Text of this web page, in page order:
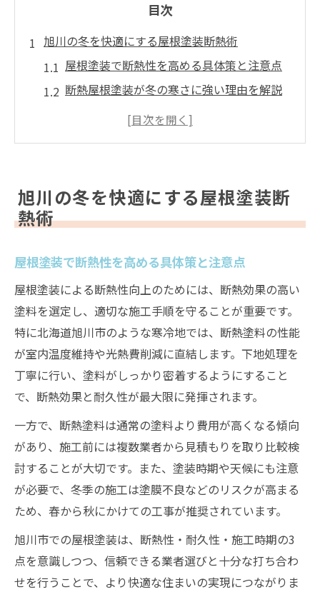
目次
旭川の冬を快適にする屋根塗装断熱術
屋根塗装で断熱性を高める具体策と注意点
断熱屋根塗装が冬の寒さに強い理由を解説
屋根塗装選びで断熱効果を最大化するコツ
屋根塗装で実現する旭川市の省エネ生活
屋根塗装による断熱効果が省エネに直結
屋根塗装で光熱費を抑える断熱のポイント
旭川市の省エネ住宅に最適な屋根塗装法
屋根塗装断熱で冬の暖房効率アップ実感
断熱屋根塗装で快適な省エネ生活の実現
断熱を強化した屋根塗装が選ばれる理由
断熱屋根塗装が旭川で支持される背景
屋根塗装で断熱性を強化するメリットとは
屋根塗装断熱が住宅の快適性に与える影響
冬の冷え対策に屋根塗装が重要視される訳
断熱屋根塗装の長期的な省エネ効果を解説
冬の寒さ対策なら屋根塗装の断熱が鍵
屋根塗装で寒冷地の断熱対策を万全にする
断熱強化の屋根塗装で快適な冬を実現する
旭川の冬を快適にする屋根塗装断
熱術
屋根塗装で断熱性を高める具体策と注意点
屋根塗装による断熱性向上のためには、断熱効果の高い
塗料を選定し、適切な施工手順を守ることが重要です。
特に北海道旭川市のような寒冷地では、断熱塗料の性能
が室内温度維持や光熱費削減に直結します。下地処理を
丁寧に行い、塗料がしっかり密着するようにすること
で、断熱効果と耐久性が最大限に発揮されます。
一方で、断熱塗料は通常の塗料より費用が高くなる傾向
があり、施工前には複数業者から見積もりを取り比較検
討することが大切です。また、塗装時期や天候にも注意
が必要で、冬季の施工は塗膜不良などのリスクが高まる
ため、春から秋にかけての工事が推奨されています。
旭川市での屋根塗装は、断熱性・耐久性・施工時期の3
点を意識しつつ、信頼できる業者選びと十分な打ち合わ
せを行うことで、より快適な住まいの実現につながりま